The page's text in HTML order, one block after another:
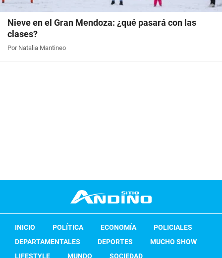
Nieve en el Gran Mendoza: ¿qué pasará con las
clases?
Por Natalia Mantineo
INICIO POLÍTICA ECONOMÍA
POLICIALES
DEPARTAMENTALES
DEPORTES
MUCHO SHOW
LIFESTYLE
MUNDO SOCIEDAD